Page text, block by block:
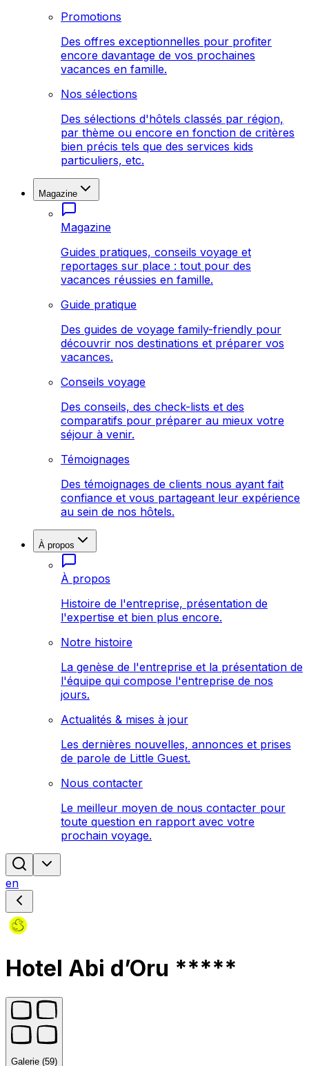
Promotions
Des offres exceptionnelles pour profiter
encore davantage de vos prochaines
vacances en famille.
Nos sélections
Des sélections d'hôtels classés par région,
par thème ou encore en fonction de critères
bien précis tels que des services kids
particuliers, etc.
Magazine
Magazine
Guides pratiques, conseils voyage et
reportages sur place : tout pour des
vacances réussies en famille.
Guide pratique
Des guides de voyage family-friendly pour
découvrir nos destinations et préparer vos
vacances.
Conseils voyage
Des conseils, des check-lists et des
comparatifs pour préparer au mieux votre
séjour à venir.
Témoignages
Des témoignages de clients nous ayant fait
confiance et vous partageant leur expérience
au sein de nos hôtels.
À propos
À propos
Histoire de l'entreprise, présentation de
l'expertise et bien plus encore.
Notre histoire
La genèse de l'entreprise et la présentation de
l'équipe qui compose l'entreprise de nos
jours.
Actualités & mises à jour
Les dernières nouvelles, annonces et prises
de parole de Little Guest.
Nous contacter
Le meilleur moyen de nous contacter pour
toute question en rapport avec votre
prochain voyage.
en
Hotel Abi d’Oru *****
Galerie (59)